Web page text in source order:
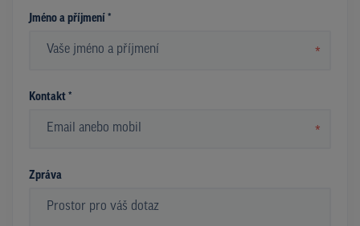
Jméno a příjmení *
*
Kontakt *
*
Zpráva